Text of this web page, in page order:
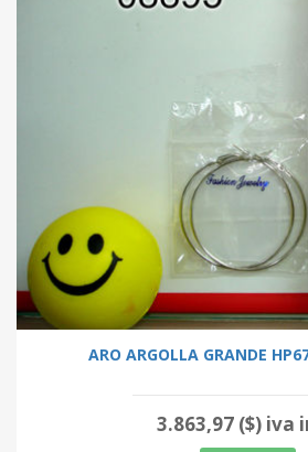
ARO ARGOLLA GRANDE
3.863,97 ($) iva